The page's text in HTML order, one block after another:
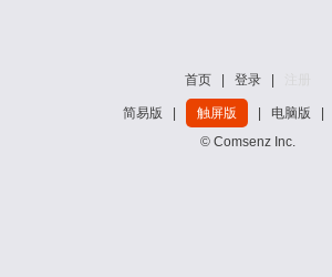
首页 登录
简易版 触屏版 电脑版
© Comsenz Inc.